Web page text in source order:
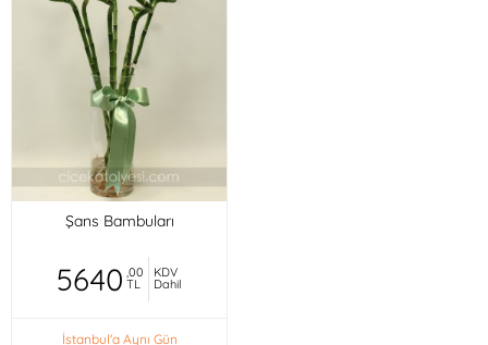
Şans Bambuları
5640 ,00
TL
KDV
Dahil
İstanbul'a Aynı Gün